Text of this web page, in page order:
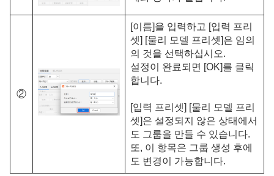
②
[이름]을 입력하고 [입력 프리
셋] [물리 모델 프리셋]은 임의
의 것을 선택하십시오.
설정이 완료되면 [OK]를 클릭
합니다.
[입력 프리셋] [물리 모델 프리
셋]은 설정되지 않은 상태에서
도 그룹을 만들 수 있습니다.
또, 이 항목은 그룹 생성 후에
도 변경이 가능합니다.